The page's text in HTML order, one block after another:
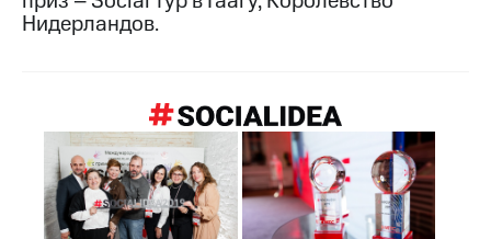
о технологиях
Интервью
Финансовая
отчетность
Контакты
Нидерландов.